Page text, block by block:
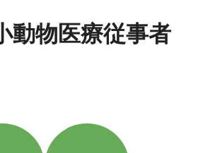
動物医療従事者